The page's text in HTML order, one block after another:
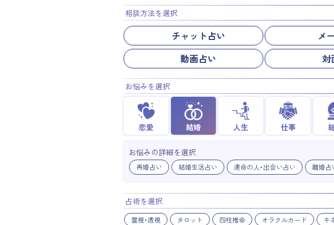
相談方法を選択
チャット占い メ
動画占い
対
お悩みを選択
恋愛 結婚 人生 仕事
お悩みの詳細を選択
再婚占い 結婚生活占い 運命の人・出会い占い 離婚占
占術を選択
霊視・透視 タロット 四柱推命 オラクルカード キ